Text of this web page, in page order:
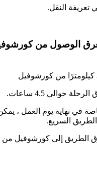
النقل.
الوصول من
حوالي 4.5 ساعات.
في نهاية يوم العمل ،
السريع.
الطريق إلى كورشوفيل من